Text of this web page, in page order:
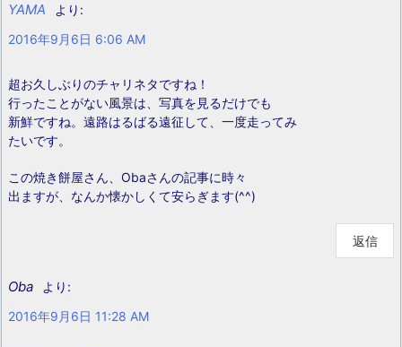
YAMA
より:
2016年9月6日 6:06 AM
超お久しぶりのチャリネタですね！
行ったことがない風景は、写真を見るだけでも
新鮮ですね。遠路はるばる遠征して、一度走ってみ
たいです。
この焼き餅屋さん、Obaさんの記事に時々
出ますが、なんか懐かしくて安らぎます(^^)
返信
Oba
より:
2016年9月6日 11:28 AM